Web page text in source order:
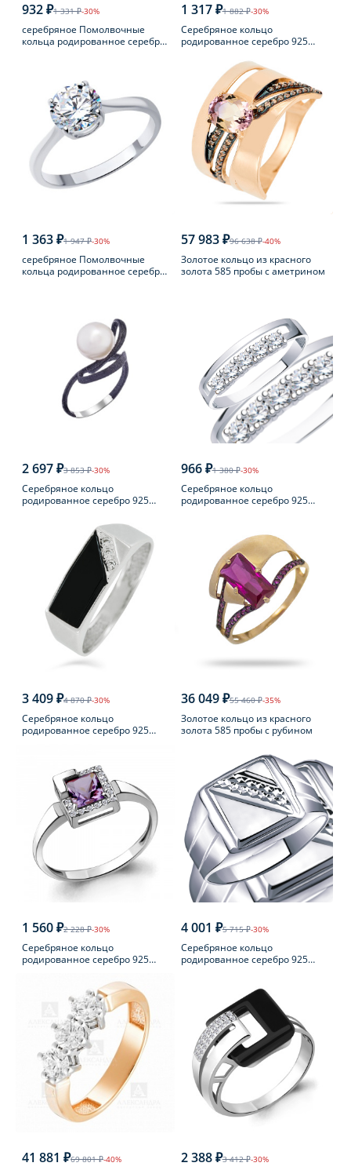
932 ₽1 331 ₽-30%
серебряное Помолвочные
кольца родированное серебро
1 317 ₽1 882 ₽-30%
Серебряное кольцо
родированное серебро 925
1 363 ₽1 947 ₽-30%
серебряное Помолвочные
кольца родированное серебро
57 983 ₽96 638 ₽-40%
Золотое кольцо из красного
золота 585 пробы с аметрином
2 697 ₽3 853 ₽-30%
Серебряное кольцо
родированное серебро 925
966 ₽1 380 ₽-30%
Серебряное кольцо
родированное серебро 925
3 409 ₽4 870 ₽-30%
Серебряное кольцо
родированное серебро 925
36 049 ₽55 460 ₽-35%
Золотое кольцо из красного
золота 585 пробы с рубином
1 560 ₽2 228 ₽-30%
Серебряное кольцо
родированное серебро 925
4 001 ₽5 715 ₽-30%
Серебряное кольцо
родированное серебро 925
41 881 ₽69 801 ₽-40% 2 388 ₽3 412 ₽-30%